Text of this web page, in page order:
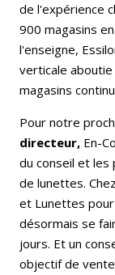
de l'expérience
900 magasins
l'enseigne,
verticale
magasins
Pour notre
directeur, En-
du conseil et les
de lunettes.
et Lunettes
désormais se
jours. Et un
objectif de